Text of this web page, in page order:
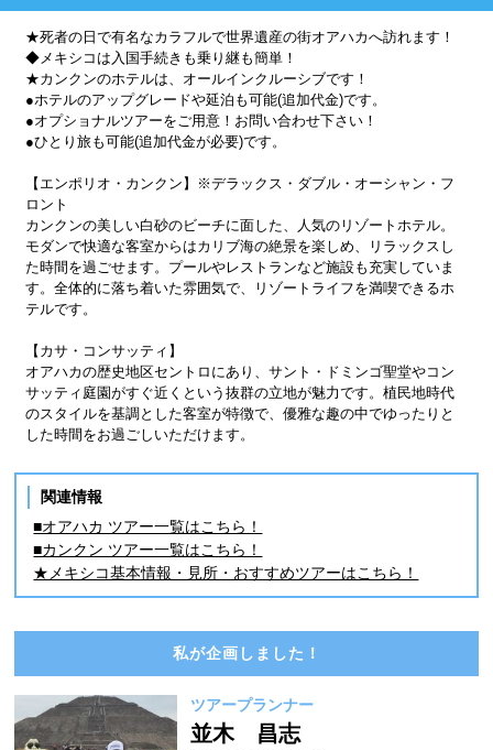
★死者の日で有名なカラフルで世界遺産の街オアハカへ訪れます！
◆メキシコは入国手続きも乗り継も簡単！
★カンクンのホテルは、オールインクルーシブです！
●ホテルのアップグレードや延泊も可能(追加代金)です。
●オプショナルツアーをご用意！お問い合わせ下さい！
●ひとり旅も可能(追加代金が必要)です。
【エンポリオ・カンクン】※デラックス・ダブル・オーシャン・フ
ロント
カンクンの美しい白砂のビーチに面した、人気のリゾートホテル。
モダンで快適な客室からはカリブ海の絶景を楽しめ、リラックスし
た時間を過ごせます。プールやレストランなど施設も充実していま
す。全体的に落ち着いた雰囲気で、リゾートライフを満喫できるホ
テルです。
【カサ・コンサッティ】
オアハカの歴史地区セントロにあり、サント・ドミンゴ聖堂やコン
サッティ庭園がすぐ近くという抜群の立地が魅力です。植民地時代
のスタイルを基調とした客室が特徴で、優雅な趣の中でゆったりと
した時間をお過ごしいただけます。
関連情報
■オアハカ ツアー一覧はこちら！
■カンクン ツアー一覧はこちら！
★メキシコ基本情報・見所・おすすめツアーはこちら！
私が企画しました！
ツアープランナー
並木 昌志